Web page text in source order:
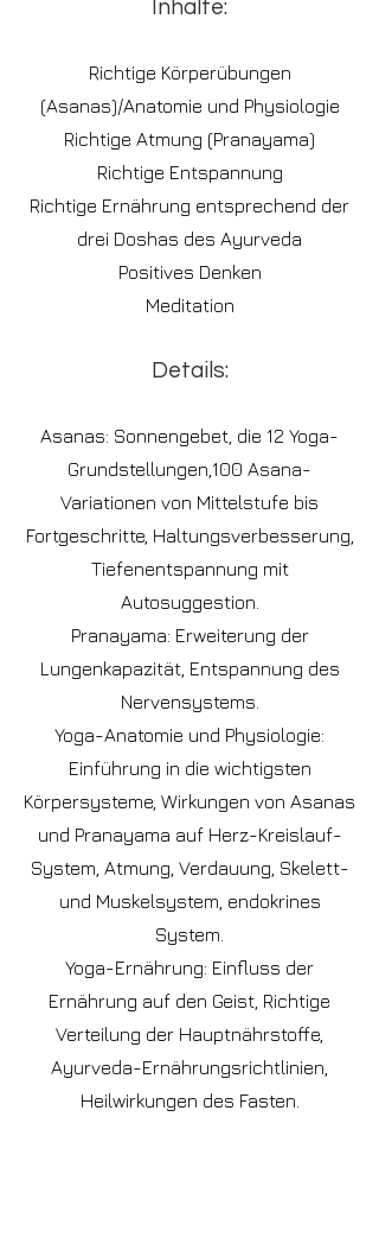
Inhalte:
Richtige Körperübungen
(Asanas)/Anatomie und Physiologie
Richtige Atmung (Pranayama)
Richtige Entspannung
Richtige Ernährung entsprechend der
drei Doshas des Ayurveda
Positives Denken
Meditation
Details:
Asanas: Sonnengebet, die 12 Yoga-
Grundstellungen,100 Asana-
Variationen von Mittelstufe bis
Fortgeschritte, Haltungsverbesserung,
Tiefenentspannung mit
Autosuggestion.
Pranayama: Erweiterung der
Lungenkapazität, Entspannung des
Nervensystems.
Yoga-Anatomie und Physiologie:
Einführung in die wichtigsten
Körpersysteme, Wirkungen von Asanas
und Pranayama auf Herz-Kreislauf-
System, Atmung, Verdauung, Skelett-
und Muskelsystem, endokrines
System.
Yoga-Ernährung: Einfluss der
Ernährung auf den Geist, Richtige
Verteilung der Hauptnährstoffe,
Ayurveda-Ernährungsrichtlinien,
Heilwirkungen des Fasten.